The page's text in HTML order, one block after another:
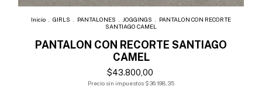
Inicio . GIRLS . PANTALONES . JOGGINGS . PANTALON CON RECORTE
SANTIAGO CAMEL
PANTALON CON RECORTE SANTIAGO
CAMEL
$43.800,00
Precio sin impuestos $36.198,35